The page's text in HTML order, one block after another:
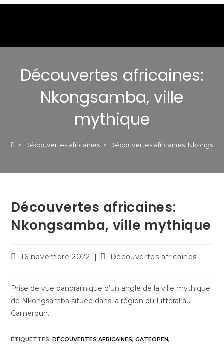
Découvertes africaines:
Nkongsamba, ville
mythique
> Découvertes africaines > Découvertes africaines:
Découvertes africaines:
Nkongsamba, ville mythique
16 novembre 2022 Découvertes africaines
Prise de vue panoramique d’un angle de la ville mythique
de Nkongsamba située dans la région du Littoral au
Cameroun.
ÉTIQUETTES:DÉCOUVERTES AFRICAINES, GATEOPEN,